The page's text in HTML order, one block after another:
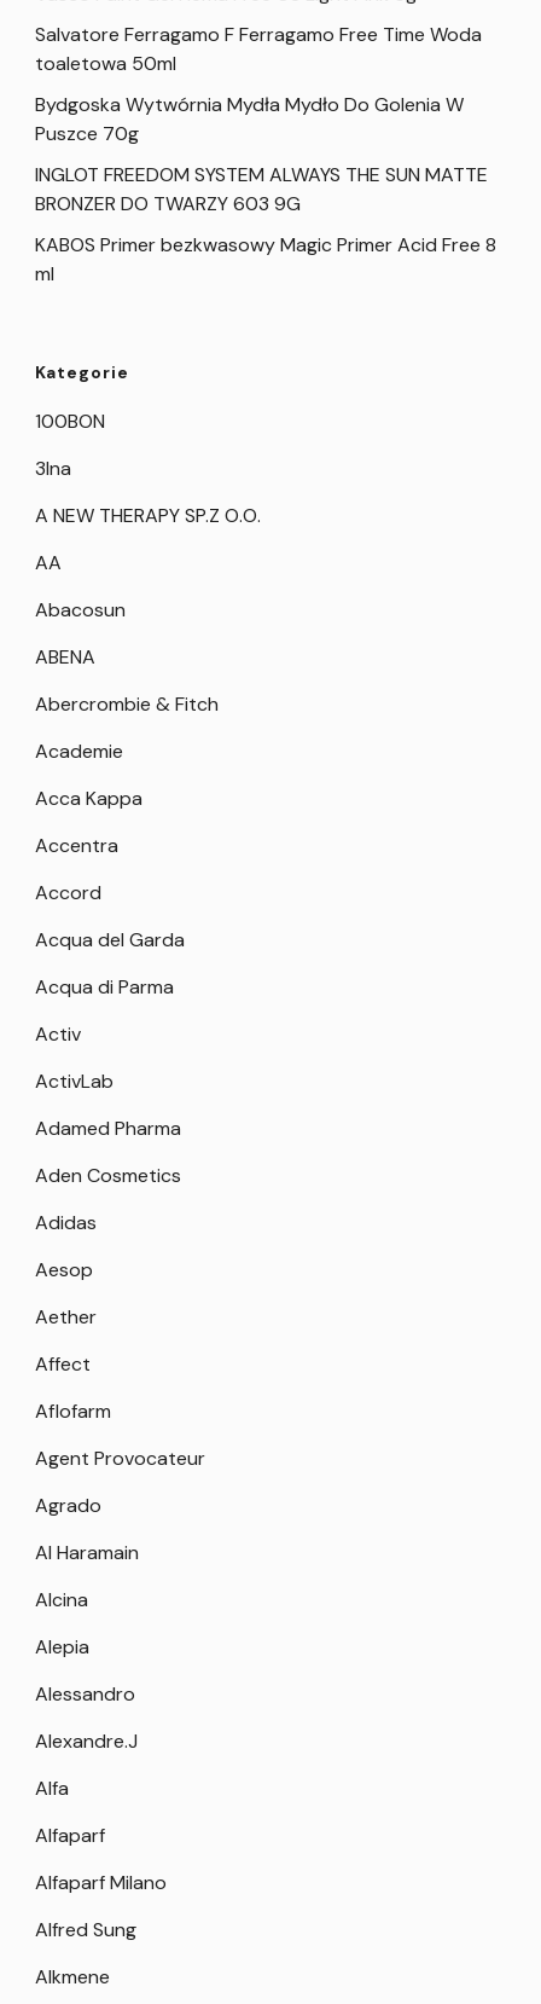
Salvatore Ferragamo F Ferragamo Free Time Woda
toaletowa 50ml
Bydgoska Wytwórnia Mydła Mydło Do Golenia W
Puszce 70g
INGLOT FREEDOM SYSTEM ALWAYS THE SUN MATTE
BRONZER DO TWARZY 603 9G
KABOS Primer bezkwasowy Magic Primer Acid Free 8
ml
Kategorie
100BON
3Ina
A NEW THERAPY SP.Z O.O.
AA
Abacosun
ABENA
Abercrombie & Fitch
Academie
Acca Kappa
Accentra
Accord
Acqua del Garda
Acqua di Parma
Activ
ActivLab
Adamed Pharma
Aden Cosmetics
Adidas
Aesop
Aether
Affect
Aflofarm
Agent Provocateur
Agrado
Al Haramain
Alcina
Alepia
Alessandro
Alexandre.J
Alfa
Alfaparf
Alfaparf Milano
Alfred Sung
Alkmene